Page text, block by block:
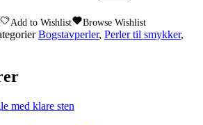
Add to Wishlist Browse Wishlist
Bogstavperler, Perler til smykker,